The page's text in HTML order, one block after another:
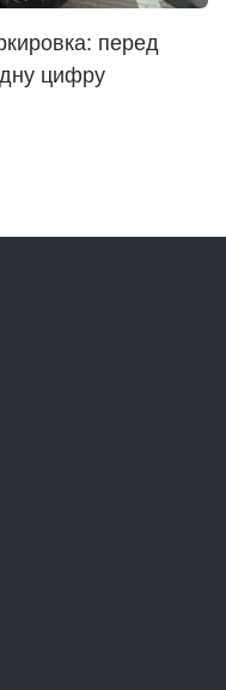
перед
цифру